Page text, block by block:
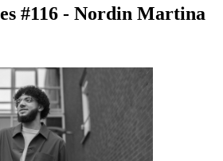
#116 - Nordin Martina